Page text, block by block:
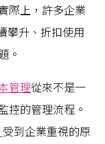
際上，許多企業
攀升、折扣使用
。
管理從來不是一
控的管理流程。
受到企業重視的原